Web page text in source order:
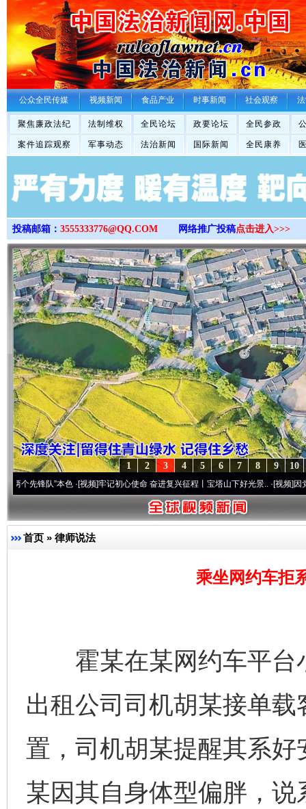
>
公众全民传媒 视频新闻 食品产业 时事新闻 社会观察
聚焦廉政法纪 法制维权 全民论坛 政要论坛 全民参政
案件追踪观察 军事动态 法治新闻 国际新闻 全民康养
投稿邮箱： 3555333776@QQ.COM 网络推广投稿点击进入>>>
10
9
8
7
6
5
4
3
2
1
队”本色·[视频]牢记初心使命 奋进复兴征程丨宝塔山下好光景..·[视频]因党而生 为
首页 » 律师说法
乘坐网约车拒
霍某在某网约车平台
出租公司司机胡某接单
置，司机胡某提醒其系
某因其自身体型偏胖，